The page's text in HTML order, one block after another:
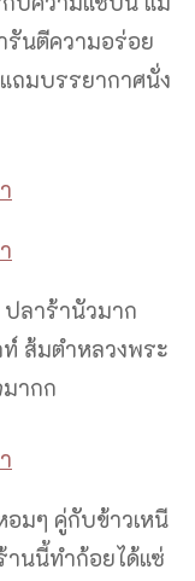
รันตีความอร่อย
ถมบรรยากาศนั่ง
ปลาร้านัวมาก
ส้มตำหลวงพระ
ากก
อมๆ คู่กับข้าวเหนี
านนี้ทำก้อยได้แซ่